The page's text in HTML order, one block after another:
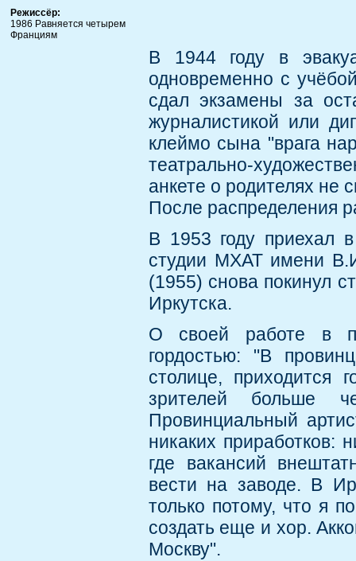
Режиссёр:
1986 Равняется четырем
Франциям
В 1944 году в
одновременно с
сдал экзамены за
журналистикой или
клеймо сына "врага
театрально-
анкете о родителях не
После распределения
В 1953 году приехал
студии МХАТ имени
(1955) снова покинул
Иркутска.
О своей работе в
гордостью: "В
столице, приходится
зрителей больше
Провинциальный
никаких приработков:
где вакансий
вести на заводе. В
только потому, что я
создать еще и хор.
Москву".